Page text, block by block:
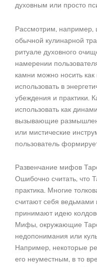
духовным или просто
Рассмотрим,
обычной кулинарной
ритуале духовного
намерении
камни можно носить
использовать в
убеждения и практики.
использовать как
вызывающие
или мистические
пользователь
Развенчание мифов
Ошибочно считать, что
практика. Многие
считают себя ведьмами
принимают идею
Мифы, окружающие
недопонимания или
Например, некоторые
его неуместным, в то